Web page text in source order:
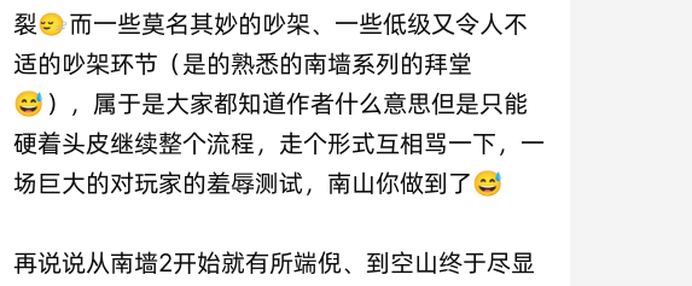
裂🙂‍↔️而一些莫名其妙的吵架、一些低级又令人不
适的吵架环节（是的熟悉的南墙系列的拜堂
😅），属于是大家都知道作者什么意思但是只能
硬着头皮继续整个流程，走个形式互相骂一下，一
场巨大的对玩家的羞辱测试，南山你做到了😅
再说说从南墙2开始就有所端倪、到空山终于尽显